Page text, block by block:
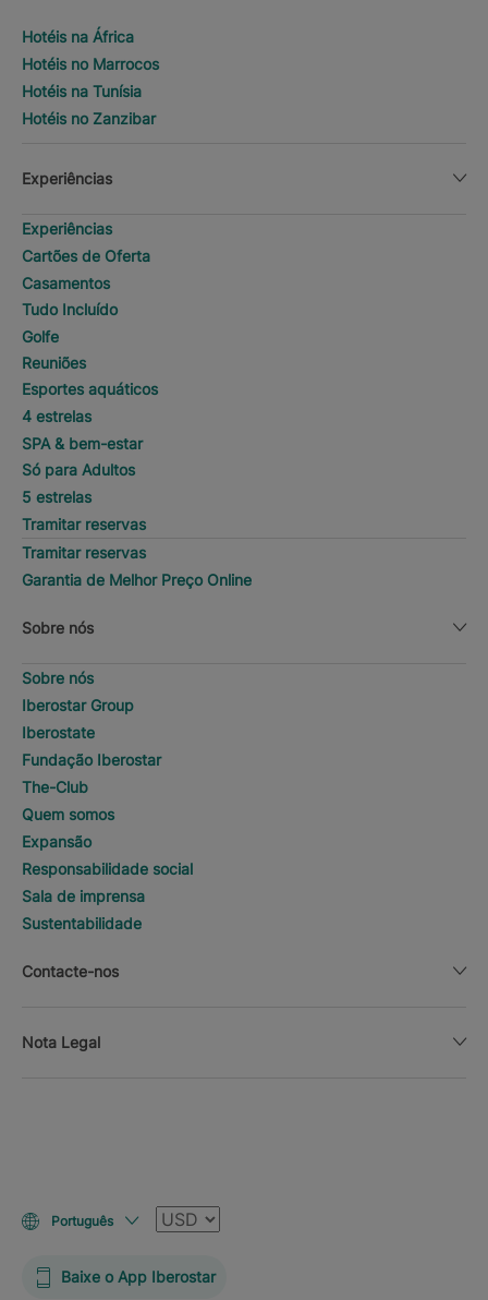
Hotéis na África
Hotéis no Marrocos
Hotéis na Tunísia
Hotéis no Zanzibar
Experiências
Experiências
Cartões de Oferta
Casamentos
Tudo Incluído
Golfe
Reuniões
Esportes aquáticos
4 estrelas
SPA & bem-estar
Só para Adultos
5 estrelas
Tramitar reservas
Tramitar reservas
Garantia de Melhor Preço Online
Sobre nós
Sobre nós
Iberostar Group
Iberostate
Fundação Iberostar
The-Club
Quem somos
Expansão
Responsabilidade social
Sala de imprensa
Sustentabilidade
Contacte-nos
Nota Legal
Português Moeda
Baixe o App Iberostar